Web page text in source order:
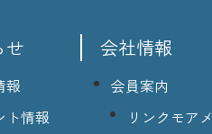
せ
報
ト情報
会社情報
会員案内
リンクモア